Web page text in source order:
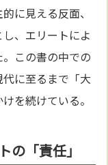
に見える反面、
、エリートによ
この書の中での
に至るまで「大
を続けている。
の「責任」